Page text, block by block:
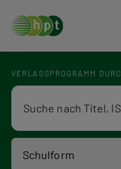
VERLAGSPROGRAMM
Schulform
Verlagsprogramm